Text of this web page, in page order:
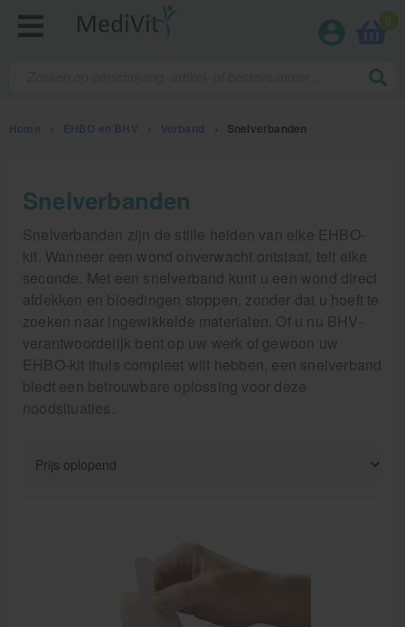
0
Home EHBO en BHV Verband Snelverbanden
Fysiotherapieproducten
Verbruiksmaterialen
Massage
Massagetafels
Sportbraces
EHBO en BHV
Pleisters
Handschoenen en bescherming
Snelverbanden
Snelverbanden zijn de stille helden van elke EHBO-
kit. Wanneer een wond onverwacht ontstaat, telt elke
seconde. Met een snelverband kunt u een wond direct
afdekken en bloedingen stoppen, zonder dat u hoeft te
zoeken naar ingewikkelde materialen. Of u nu BHV-
verantwoordelijk bent op uw werk of gewoon uw
EHBO-kit thuis compleet wilt hebben, een snelverband
biedt een betrouwbare oplossing voor deze
noodsituaties.